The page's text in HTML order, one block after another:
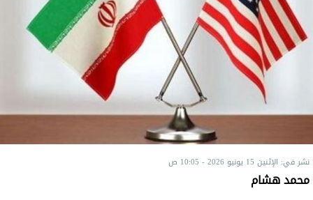
نشر في: الإثنين 15 يونيو 2026 - 10:05 ص
محمد هشام